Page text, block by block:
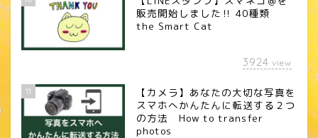
販売開始しました‼︎ 40種類
the Smart Cat
3924 view
11
【カメラ】あなたの大切な写真を
スマホへかんたんに転送する２つ
の方法 How to transfer
photos